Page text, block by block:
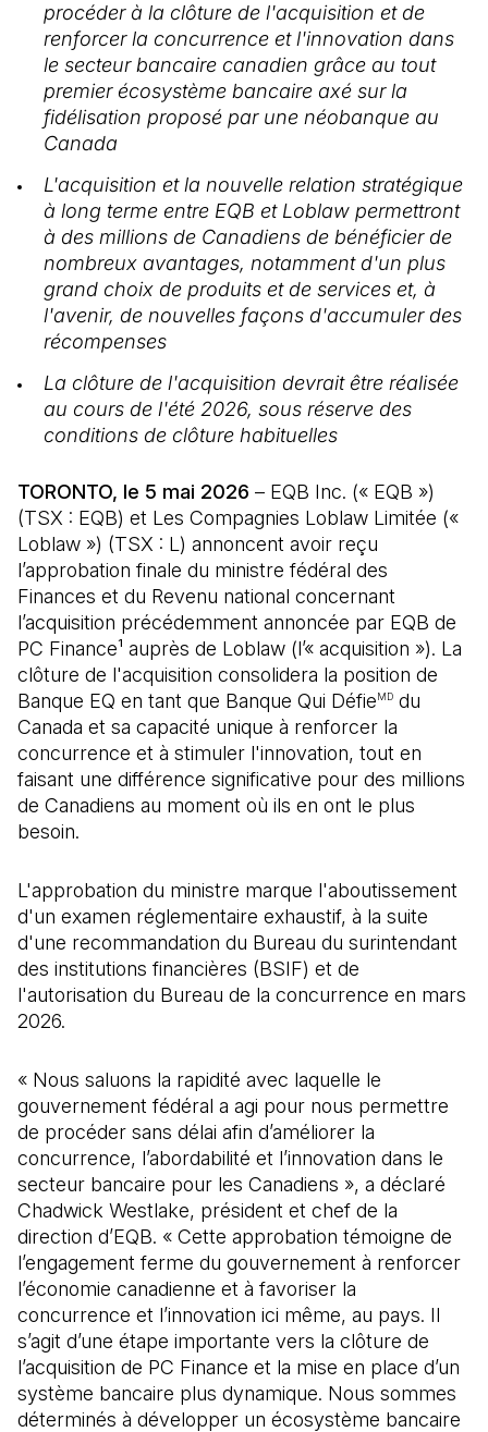
procéder à la clôture de l'acquisition et de
renforcer la concurrence et l'innovation dans
le secteur bancaire canadien grâce au tout
premier écosystème bancaire axé sur la
fidélisation proposé par une néobanque au
Canada
L'acquisition et la nouvelle relation stratégique
à long terme entre EQB et Loblaw permettront
à des millions de Canadiens de bénéficier de
nombreux avantages, notamment d'un plus
grand choix de produits et de services et, à
l'avenir, de nouvelles façons d'accumuler des
récompenses
La clôture de l'acquisition devrait être réalisée
au cours de l'été 2026, sous réserve des
conditions de clôture habituelles
TORONTO, le 5 mai 2026 – EQB Inc. (« EQB »)
(TSX : EQB) et Les Compagnies Loblaw Limitée («
Loblaw ») (TSX : L) annoncent avoir reçu
l’approbation finale du ministre fédéral des
Finances et du Revenu national concernant
l’acquisition précédemment annoncée par EQB de
PC Finance¹ auprès de Loblaw (l’« acquisition »). La
clôture de l'acquisition consolidera la position de
Banque EQ en tant que Banque Qui DéfieMD du
Canada et sa capacité unique à renforcer la
concurrence et à stimuler l'innovation, tout en
faisant une différence significative pour des millions
de Canadiens au moment où ils en ont le plus
besoin.
L'approbation du ministre marque l'aboutissement
d'un examen réglementaire exhaustif, à la suite
d'une recommandation du Bureau du surintendant
des institutions financières (BSIF) et de
l'autorisation du Bureau de la concurrence en mars
2026.
« Nous saluons la rapidité avec laquelle le
gouvernement fédéral a agi pour nous permettre
de procéder sans délai afin d’améliorer la
concurrence, l’abordabilité et l’innovation dans le
secteur bancaire pour les Canadiens », a déclaré
Chadwick Westlake, président et chef de la
direction d’EQB. « Cette approbation témoigne de
l’engagement ferme du gouvernement à renforcer
l’économie canadienne et à favoriser la
concurrence et l’innovation ici même, au pays. Il
s’agit d’une étape importante vers la clôture de
l’acquisition de PC Finance et la mise en place d’un
système bancaire plus dynamique. Nous sommes
déterminés à développer un écosystème bancaire